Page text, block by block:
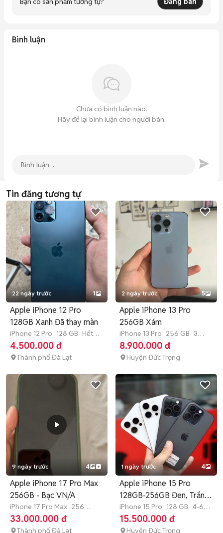
Bình luận
Chưa có bình luận nào.
Hãy để lại bình luận cho người bán.
Tin đăng tương tự
22 ngày trước 1
Apple iPhone 12 Pro
128GB Xanh Đã thay màn
iPhone 12 Pro 128 GB Hết
bảo hành
4.500.000 đ
Thành phố Đà Lạt
2 ngày trước 5
Apple iPhone 13 Pro
256GB Xám
iPhone 13 Pro 256 GB 3
tháng
8.900.000 đ
Huyện Đức Trọng
9 ngày trước 4
Apple iPhone 17 Pro Max
256GB - Bạc VN/A
iPhone 17 Pro Max 256
GB >12 tháng
33.000.000 đ
Thành phố Đà Lạt
1 ngày trước 4
Apple iPhone 15 Pro
128GB-256GB Đen, Trắng
98-99%
iPhone 15 Pro 128 GB 4-6
tháng
15.500.000 đ
Huyện Đức Trọng